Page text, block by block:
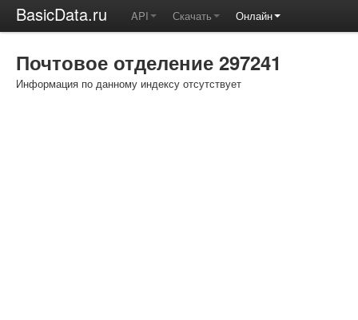
BasicData.ru API Скачать Онлайн
Почтовое отделение 297241
Информация по данному индексу отсутствует